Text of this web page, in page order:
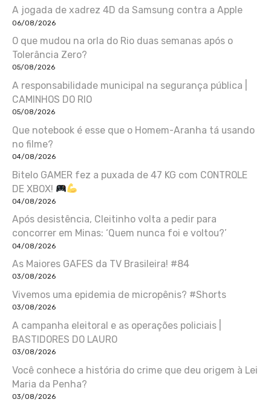
A jogada de xadrez 4D da Samsung contra a Apple
06/08/2026
O que mudou na orla do Rio duas semanas após o
Tolerância Zero?
05/08/2026
A responsabilidade municipal na segurança pública |
CAMINHOS DO RIO
05/08/2026
Que notebook é esse que o Homem-Aranha tá usando
no filme?
04/08/2026
Bitelo GAMER fez a puxada de 47 KG com CONTROLE
DE XBOX!
04/08/2026
Após desistência, Cleitinho volta a pedir para
concorrer em Minas: ‘Quem nunca foi e voltou?’
04/08/2026
As Maiores GAFES da TV Brasileira! #84
03/08/2026
Vivemos uma epidemia de micropênis? #Shorts
03/08/2026
A campanha eleitoral e as operações policiais |
BASTIDORES DO LAURO
03/08/2026
Você conhece a história do crime que deu origem à Lei
Maria da Penha?
03/08/2026